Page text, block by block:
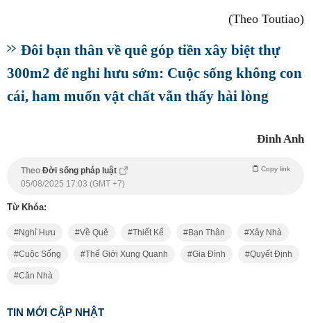
(Theo Toutiao)
Đôi bạn thân về quê góp tiền xây biệt thự
300m2 để nghỉ hưu sớm: Cuộc sống không con
cái, ham muốn vật chất vẫn thấy hài lòng
Đinh Anh
Theo Đời sống pháp luật Copy link
05/08/2025 17:03 (GMT +7)
Từ Khóa:
Nghỉ Hưu Về Quê Thiết Kế Bạn Thân Xây Nhà
Cuộc Sống Thế Giới Xung Quanh Gia Đình Quyết Định
Căn Nhà
TIN MỚI CẬP NHẬT